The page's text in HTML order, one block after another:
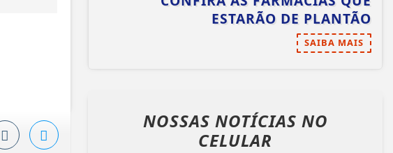
ESTARÃO DE PLANTÃO
SAIBA MAIS
NOSSAS NOTÍCIAS NO
CELULAR